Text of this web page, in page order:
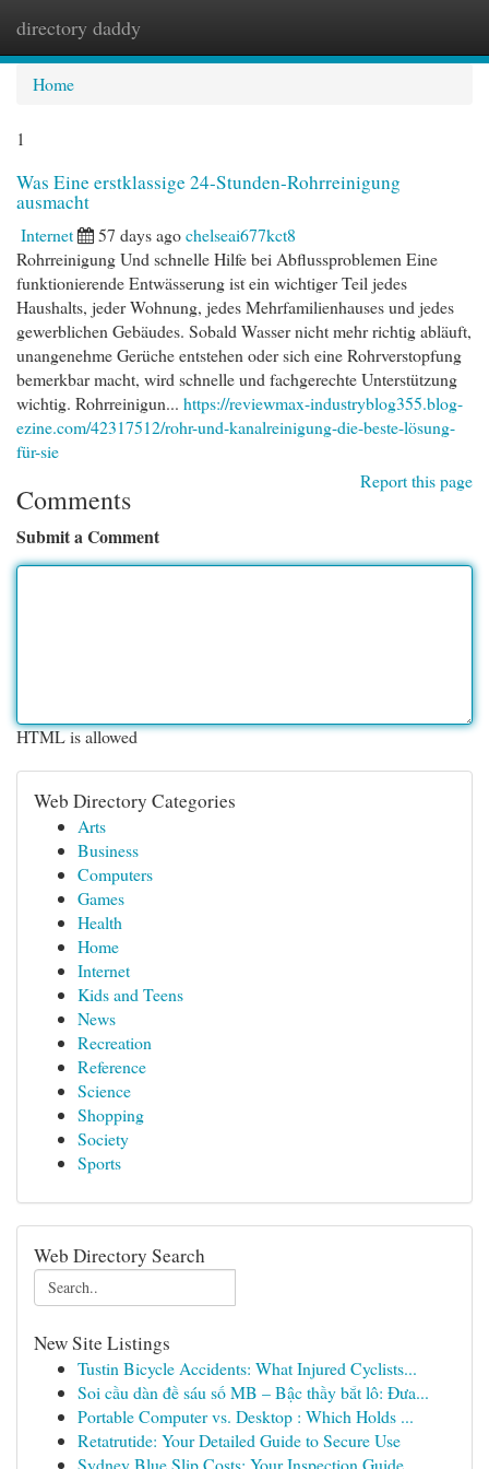
directory daddy
Home
1
Was Eine erstklassige 24-Stunden-Rohrreinigung
ausmacht
Internet 57 days agochelseai677kct8
Rohrreinigung Und schnelle Hilfe bei Abflussproblemen Eine
funktionierende Entwässerung ist ein wichtiger Teil jedes
Haushalts, jeder Wohnung, jedes Mehrfamilienhauses und jedes
gewerblichen Gebäudes. Sobald Wasser nicht mehr richtig abläuft,
unangenehme Gerüche entstehen oder sich eine Rohrverstopfung
bemerkbar macht, wird schnelle und fachgerechte Unterstützung
wichtig. Rohrreinigun... https://reviewmax-industryblog355.blog-
ezine.com/42317512/rohr-und-kanalreinigung-die-beste-lösung-
für-sie
Report this page
Comments
Submit a Comment
HTML is allowed
Web Directory Categories
Arts
Business
Computers
Games
Health
Home
Internet
Kids and Teens
News
Recreation
Reference
Science
Shopping
Society
Sports
Web Directory Search
New Site Listings
Tustin Bicycle Accidents: What Injured Cyclists...
Soi cầu dàn đề sáu số MB – Bậc thầy bắt lô: Đưa...
Portable Computer vs. Desktop : Which Holds ...
Retatrutide: Your Detailed Guide to Secure Use
Sydney Blue Slip Costs: Your Inspection Guide